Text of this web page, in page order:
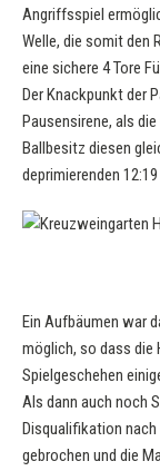
Angriffsspiel
Welle, die somit den
eine sichere 4 Tore
Der Knackpunkt der
Pausensirene, als
Ballbesitz diesen
deprimierenden
Ein Aufbäumen war
möglich, so dass die
Spielgeschehen
Als dann auch noch
Disqualifikation
gebrochen und die